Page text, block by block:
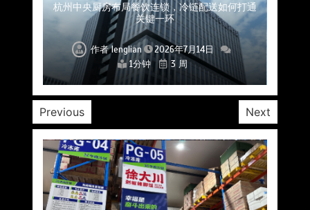
上海餐饮连锁加速，冷链配送如何破解冻品食材
流通难题？
作者lenglian
2026年7月14日
1分钟
3 周
杭州中央厨房布局餐饮连锁，冷链配送如何打通
关键一环
作者lenglian
2026年7月14日
1分钟
3 周
北京餐饮企业如何选择冷链公司？
作者lenglian
2026年7月14日
1分钟
3 周
深圳冷链物流如何护航餐饮连锁？冻品食材流通
全解析
作者lenglian
2026年7月14日
1分钟
3 周
北京餐饮仓配一体化的核心价值与落地实践解析
作者lenglian
2026年7月14日
1分钟
3 周
武汉冻品配送三要素：控温、时效、低成本如何
兼得？
作者lenglian
2026年7月14日
1分钟
3 周
重庆冷链布局解冻食材运输密码，餐饮连锁如何
稳控品质？
作者lenglian
2026年7月14日
1分钟
3 周
Previous Next